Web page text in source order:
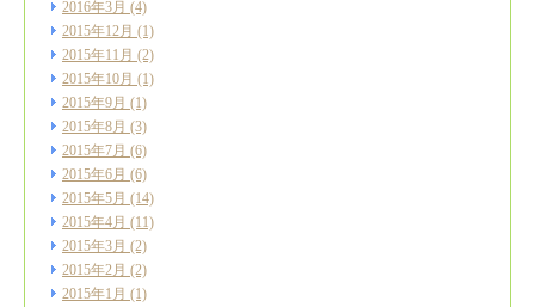
2016年3月 (4)
2015年12月 (1)
2015年11月 (2)
2015年10月 (1)
2015年9月 (1)
2015年8月 (3)
2015年7月 (6)
2015年6月 (6)
2015年5月 (14)
2015年4月 (11)
2015年3月 (2)
2015年2月 (2)
2015年1月 (1)